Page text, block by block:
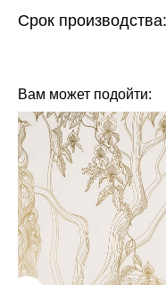
Срок
Вам может подойти: